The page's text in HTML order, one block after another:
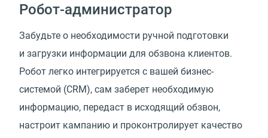
Робот-администратор
Забудьте о необходимости ручной подготовки
и загрузки информации для обзвона клиентов.
Робот легко интегрируется с вашей бизнес-
системой (CRM), сам заберет необходимую
информацию, передаст в исходящий обзвон,
настроит кампанию и проконтролирует качество